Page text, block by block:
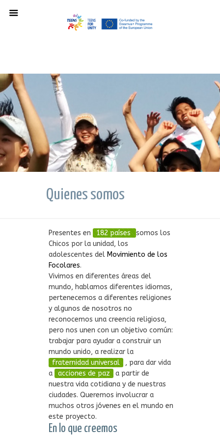
Quienes somos
Presentes en 182países somos los
Chicos por la unidad, los
adolescentes del Movimiento de los
Focolares.
Vivimos en diferentes áreas del
mundo, hablamos diferentes idiomas,
pertenecemos a diferentes religiones
y algunos de nosotros no
reconocemos una creencia religiosa,
pero nos unen con un objetivo común:
trabajar para ayudar a construir un
mundo unido, a realizar la
fraternidad universal
, para dar vida
a acciones de paz
a partir de
nuestra vida cotidiana y de nuestras
ciudades. Queremos involucrar a
muchos otros jóvenes en el mundo en
este proyecto.
En lo que creemos